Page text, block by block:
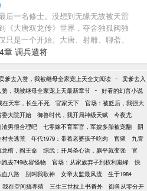
后一名修士。没想到无缘无故被天雷
《大唐双龙传》世界，夺舍独孤阀独
只是一个开始。大唐、射雕、聊斋、
个个精彩世界，在他面前打开了大
旁若无人。放眼天下，只我一人！
章 调兵遣将
爹去入赘，我被继母全家宠上天全文阅读 - 卖爹去入
赘，我被继母全家宠上天最新章节 - 好看的幻言小说
在天牢，长生不死 官家天下
官场：被贬后，我强大
大院开始 御兽时代，我开局神级天赋
今夜尤
男很合理吧 七零嫁不育军官，军嫂多胎被宠翻
阴
村去逃荒 年代1979：带着老婆孩子吃肉 官狱
九霄
龙棺，阎王命 综武：开局圣心诀，躺平就变强
官
去749收容怪物 官场：从家族弃子到权利巅峰
快
血八路 别叫我歌神 女帝太监最风流 生于1984
我在空间搞养殖 三生三世枕上书番外
御兽从零分开